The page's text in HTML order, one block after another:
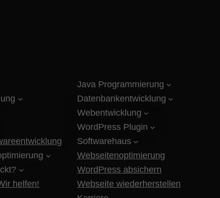
helfen!
Java Programmierung
Datenbankentwicklung
Webentwicklung
WordPress Plugin
Softwarehaus
Webseitenoptimierung
WordPress absichern
Webseite wiederherstellen